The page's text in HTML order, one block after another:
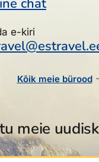
e-kiri
Kõik meie bürood
meie